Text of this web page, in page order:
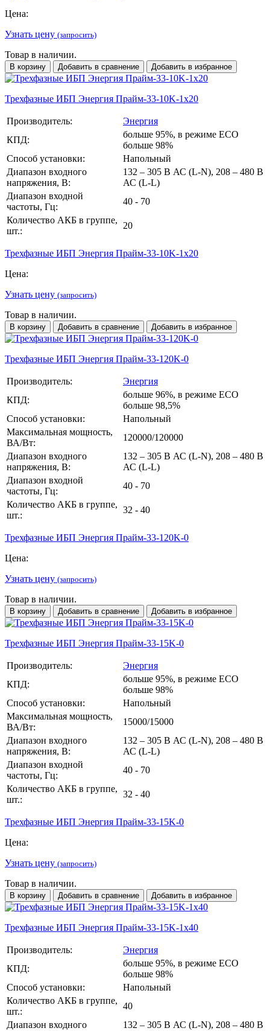
Цена:
Узнать цену (запросить)
Товар в наличии.
В корзину Добавить в сравнение Добавить в избранное
Трехфазные ИБП Энергия Прайм-33-10K-1х20
Производитель:
Энергия
КПД:
больше 95%, в режиме ECO
больше 98%
Способ установки:
Напольный
Диапазон входного
напряжения, В:
132 – 305 В АС (L-N), 208 – 480 В
АС (L-L)
Диапазон входной
частоты, Гц:
40 - 70
Количество АКБ в группе,
шт.:
20
Трехфазные ИБП Энергия Прайм-33-10K-1х20
Цена:
Узнать цену (запросить)
Товар в наличии.
В корзину Добавить в сравнение Добавить в избранное
Трехфазные ИБП Энергия Прайм-33-120K-0
Производитель:
Энергия
КПД:
больше 96%, в режиме ECO
больше 98,5%
Способ установки:
Напольный
Максимальная мощность,
ВА/Вт:
120000/120000
Диапазон входного
напряжения, В:
132 – 305 В АС (L-N), 208 – 480 В
АС (L-L)
Диапазон входной
частоты, Гц:
40 - 70
Количество АКБ в группе,
шт.:
32 - 40
Трехфазные ИБП Энергия Прайм-33-120K-0
Цена:
Узнать цену (запросить)
Товар в наличии.
В корзину Добавить в сравнение Добавить в избранное
Трехфазные ИБП Энергия Прайм-33-15K-0
Производитель:
Энергия
КПД:
больше 95%, в режиме ECO
больше 98%
Способ установки:
Напольный
Максимальная мощность,
ВА/Вт:
15000/15000
Диапазон входного
напряжения, В:
132 – 305 В АС (L-N), 208 – 480 В
АС (L-L)
Диапазон входной
частоты, Гц:
40 - 70
Количество АКБ в группе,
шт.:
32 - 40
Трехфазные ИБП Энергия Прайм-33-15K-0
Цена:
Узнать цену (запросить)
Товар в наличии.
В корзину Добавить в сравнение Добавить в избранное
Трехфазные ИБП Энергия Прайм-33-15K-1х40
Производитель:
Энергия
КПД:
больше 95%, в режиме ECO
больше 98%
Способ установки:
Напольный
Количество АКБ в группе,
шт.:
40
Диапазон входного
132 – 305 В АС (L-N), 208 – 480 В